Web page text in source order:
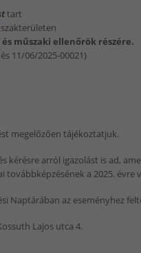
tart
szakterületen
műszaki ellenőrök részére.
11/06/2025-00021)
megelőzően tájékoztatjuk.
kérésre arról igazolást is ad,
továbbképzésének a 2025. évre
Naptárában az eseményhez
Lajos utca 4.